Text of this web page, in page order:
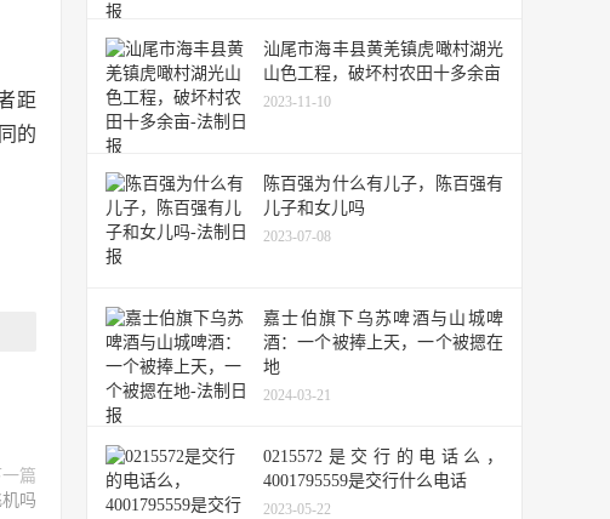
距
的
一篇
吗
汕尾市海丰县黄羌镇虎噉村湖光
山色工程，破坏村农田十多余亩
2023-11-10
陈百强为什么有儿子，陈百强有
儿子和女儿吗
2023-07-08
嘉士伯旗下乌苏啤酒与山城啤
酒：一个被捧上天，一个被摁在
地
2024-03-21
0215572是交行的电话么，
4001795559是交行什么电话
2023-05-22